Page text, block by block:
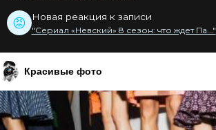
😡 Новая реакция к записи
"Сериал «Невский» 8 сезон: что ждет Па..."
Красивые фото